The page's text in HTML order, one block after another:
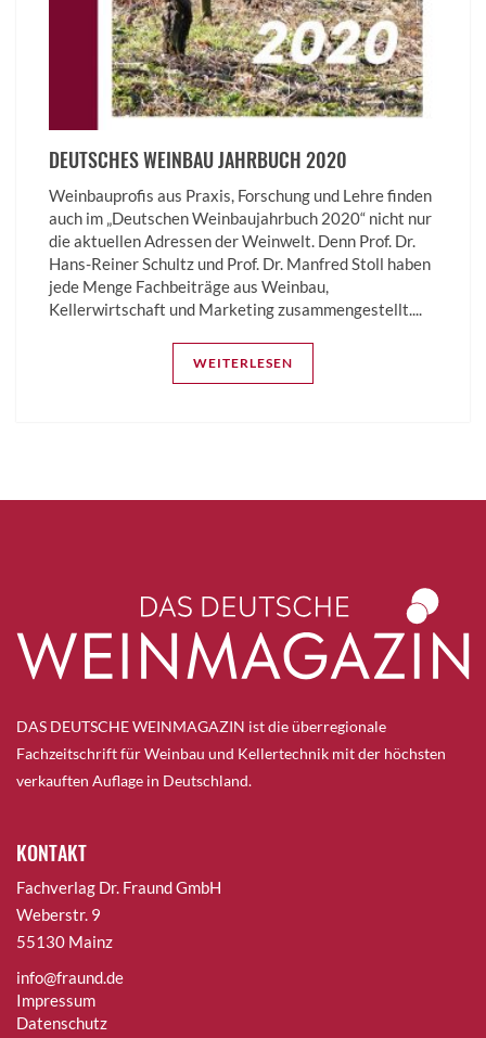
DEUTSCHES WEINBAU JAHRBUCH 2020
Weinbauprofis aus Praxis, Forschung und Lehre finden
auch im „Deutschen Weinbaujahrbuch 2020“ nicht nur
die aktuellen Adressen der Weinwelt. Denn Prof. Dr.
Hans-Reiner Schultz und Prof. Dr. Manfred Stoll haben
jede Menge Fachbeiträge aus Weinbau,
Kellerwirtschaft und Marketing zusammengestellt....
WEITERLESEN
DAS DEUTSCHE WEINMAGAZIN ist die überregionale
Fachzeitschrift für Weinbau und Kellertechnik mit der höchsten
verkauften Auflage in Deutschland.
KONTAKT
Fachverlag Dr. Fraund GmbH
Weberstr. 9
55130 Mainz
info@fraund.de
Impressum
Datenschutz